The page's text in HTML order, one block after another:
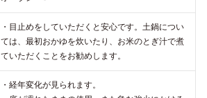
・目止めをしていただくと安心です。土鍋につい
ては、最初おかゆを炊いたり、お米のとぎ汁で煮
ていただくことをお勧めします。
・経年変化が見られます。